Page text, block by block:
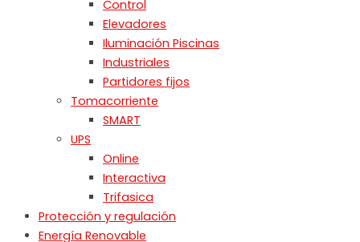
Control
Elevadores
Iluminación Piscinas
Industriales
Partidores fijos
Tomacorriente
SMART
UPS
Online
Interactiva
Trifasica
Protección y regulación
Energía Renovable